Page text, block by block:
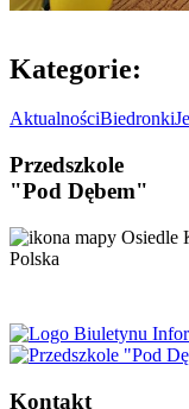
Kategorie:
AktualnościBiedronki
Przedszkole
"Pod Dębem"
Osiedle
Polska
Kontakt